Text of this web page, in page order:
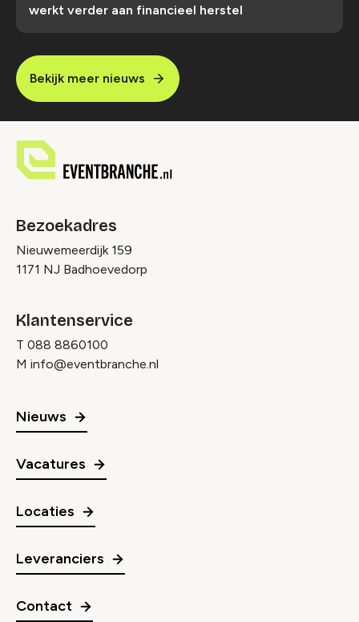
werkt verder aan financieel herstel
Bekijk meer nieuws
Bezoekadres
Nieuwemeerdijk 159
1171 NJ Badhoevedorp
Klantenservice
T 088 8860100
M info@eventbranche.nl
Nieuws
Vacatures
Locaties
Leveranciers
Contact